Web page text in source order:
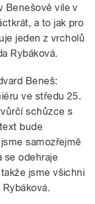
Benešově vile v
a to jak pro
jeden z vrcholů
Rybáková.
Beneš:
ve středu 25.
schůzce s
bude
samozřejmě
se odehraje
jsme všichni